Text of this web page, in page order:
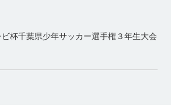
杯千葉県少年サッカー選手権３年生大会